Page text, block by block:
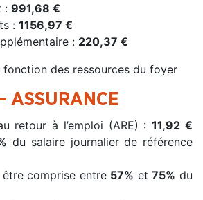
: 991,68 €
: 1156,97 €
: 220,37 €
des ressources du foyer
ASSURANCE
retour à l’emploi (ARE) :11,92 €
du salaire journalier de référence
comprise entre 57% et75% du